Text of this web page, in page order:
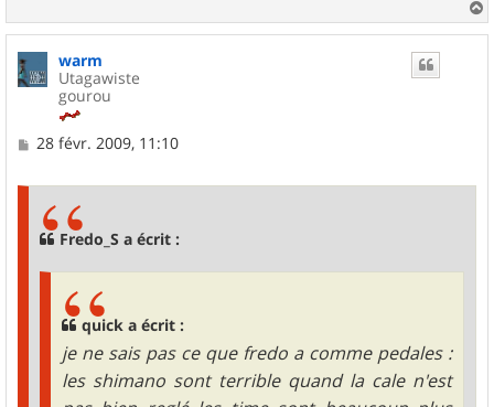
a
warm
Utagawiste
gourou
M
28 févr. 2009, 11:10
Fredo_S a écrit :
quick a écrit :
je ne sais pas ce que fredo a comme pedales :
les shimano sont terrible quand la cale n'est